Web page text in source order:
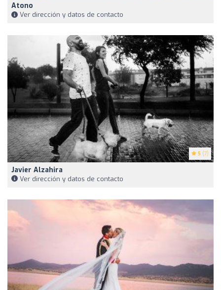
Atono
Ver dirección y datos de contacto
5 (7)
Javier Alzahira
Ver dirección y datos de contacto